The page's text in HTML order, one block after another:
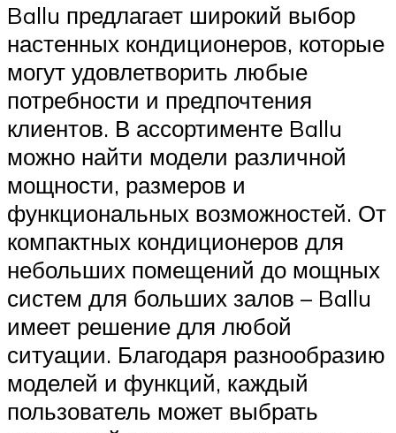
Ballu предлагает широкий выбор
настенных кондиционеров, которые
могут удовлетворить любые
потребности и предпочтения
клиентов. В ассортименте Ballu
можно найти модели различной
мощности, размеров и
функциональных возможностей. От
компактных кондиционеров для
небольших помещений до мощных
систем для больших залов – Ballu
имеет решение для любой
ситуации. Благодаря разнообразию
моделей и функций, каждый
пользователь может выбрать